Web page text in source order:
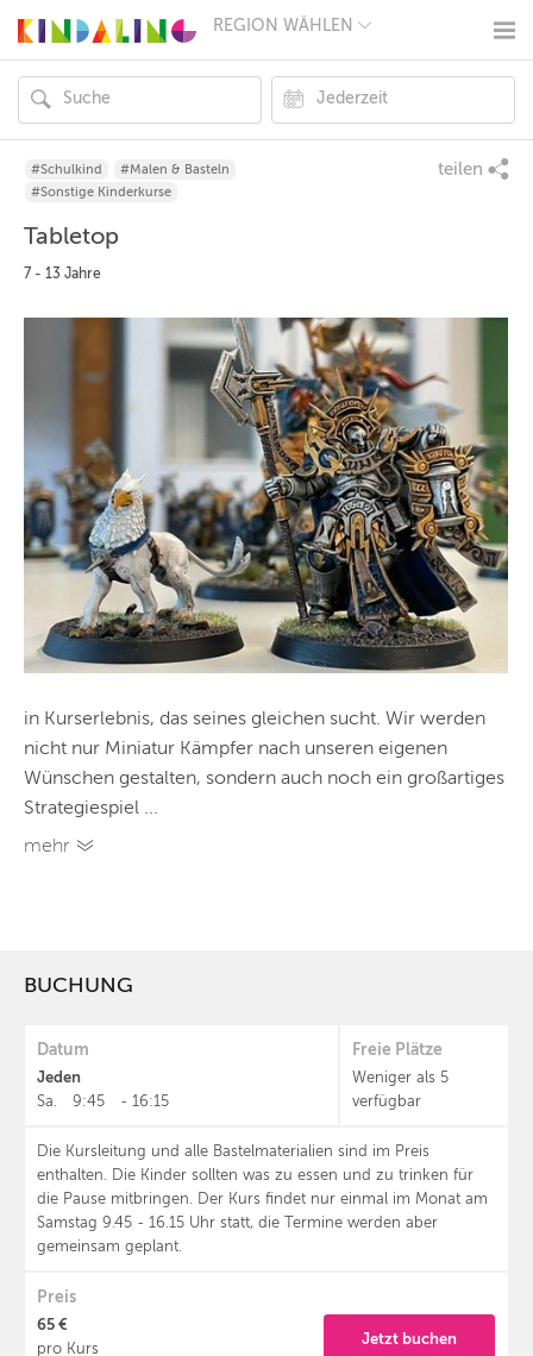
REGION WÄHLEN
MÜNCHEN
HAMBURG
FRANKFURT
KÖLN
WIEN
ZÜRICH
ANDERE
REGIONEN
#Schulkind
#Malen & Basteln
#Sonstige Kinderkurse
teilen
Tabletop
7 - 13 Jahre
in Kurserlebnis, das seines gleichen sucht. Wir werden
nicht nur Miniatur Kämpfer nach unseren eigenen
Wünschen gestalten, sondern auch noch ein großartiges
Strategiespiel ...
mehr
BUCHUNG
Datum
Jeden
Sa. 9:45 - 16:15
Die Kursleitung und alle Bastelmaterialien sind im Preis
enthalten. Die Kinder sollten was zu essen und zu trinken für
die Pause mitbringen. Der Kurs findet nur einmal im Monat am
Samstag 9.45 - 16.15 Uhr statt, die Termine werden aber
gemeinsam geplant.
Freie Plätze
Weniger als 5
verfügbar
Preis
65 €
pro Kurs
Jetzt buchen